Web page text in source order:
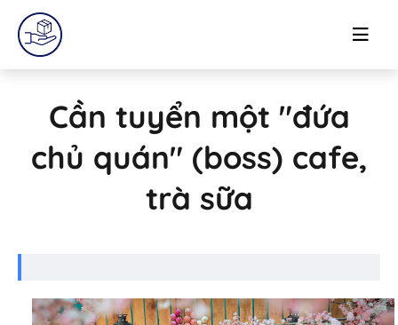
Cần tuyển một "đứa
chủ quán" (boss) cafe,
trà sữa